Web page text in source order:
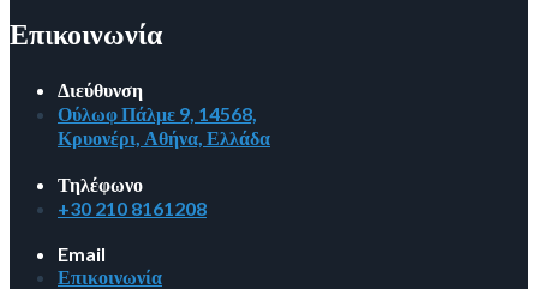
Επικοινωνία
Διεύθυνση
Ούλωφ Πάλμε 9, 14568,
Κρυονέρι, Αθήνα, Ελλάδα
Τηλέφωνο
+30 210 8161208
Email
Επικοινωνία